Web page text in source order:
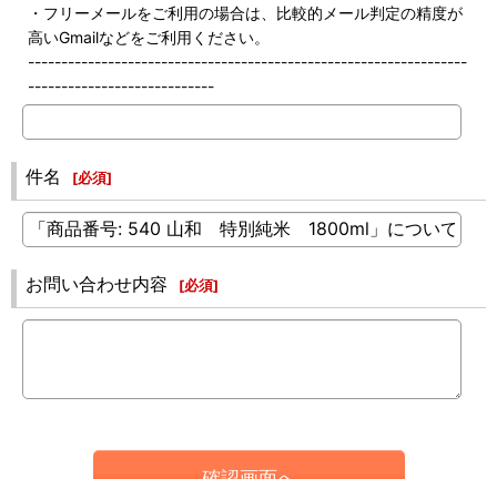
・フリーメールをご利用の場合は、比較的メール判定の精度が
高いGmailなどをご利用ください。
------------------------------------------------------------------
----------------------------
件名 [必須]
お問い合わせ内容 [必須]